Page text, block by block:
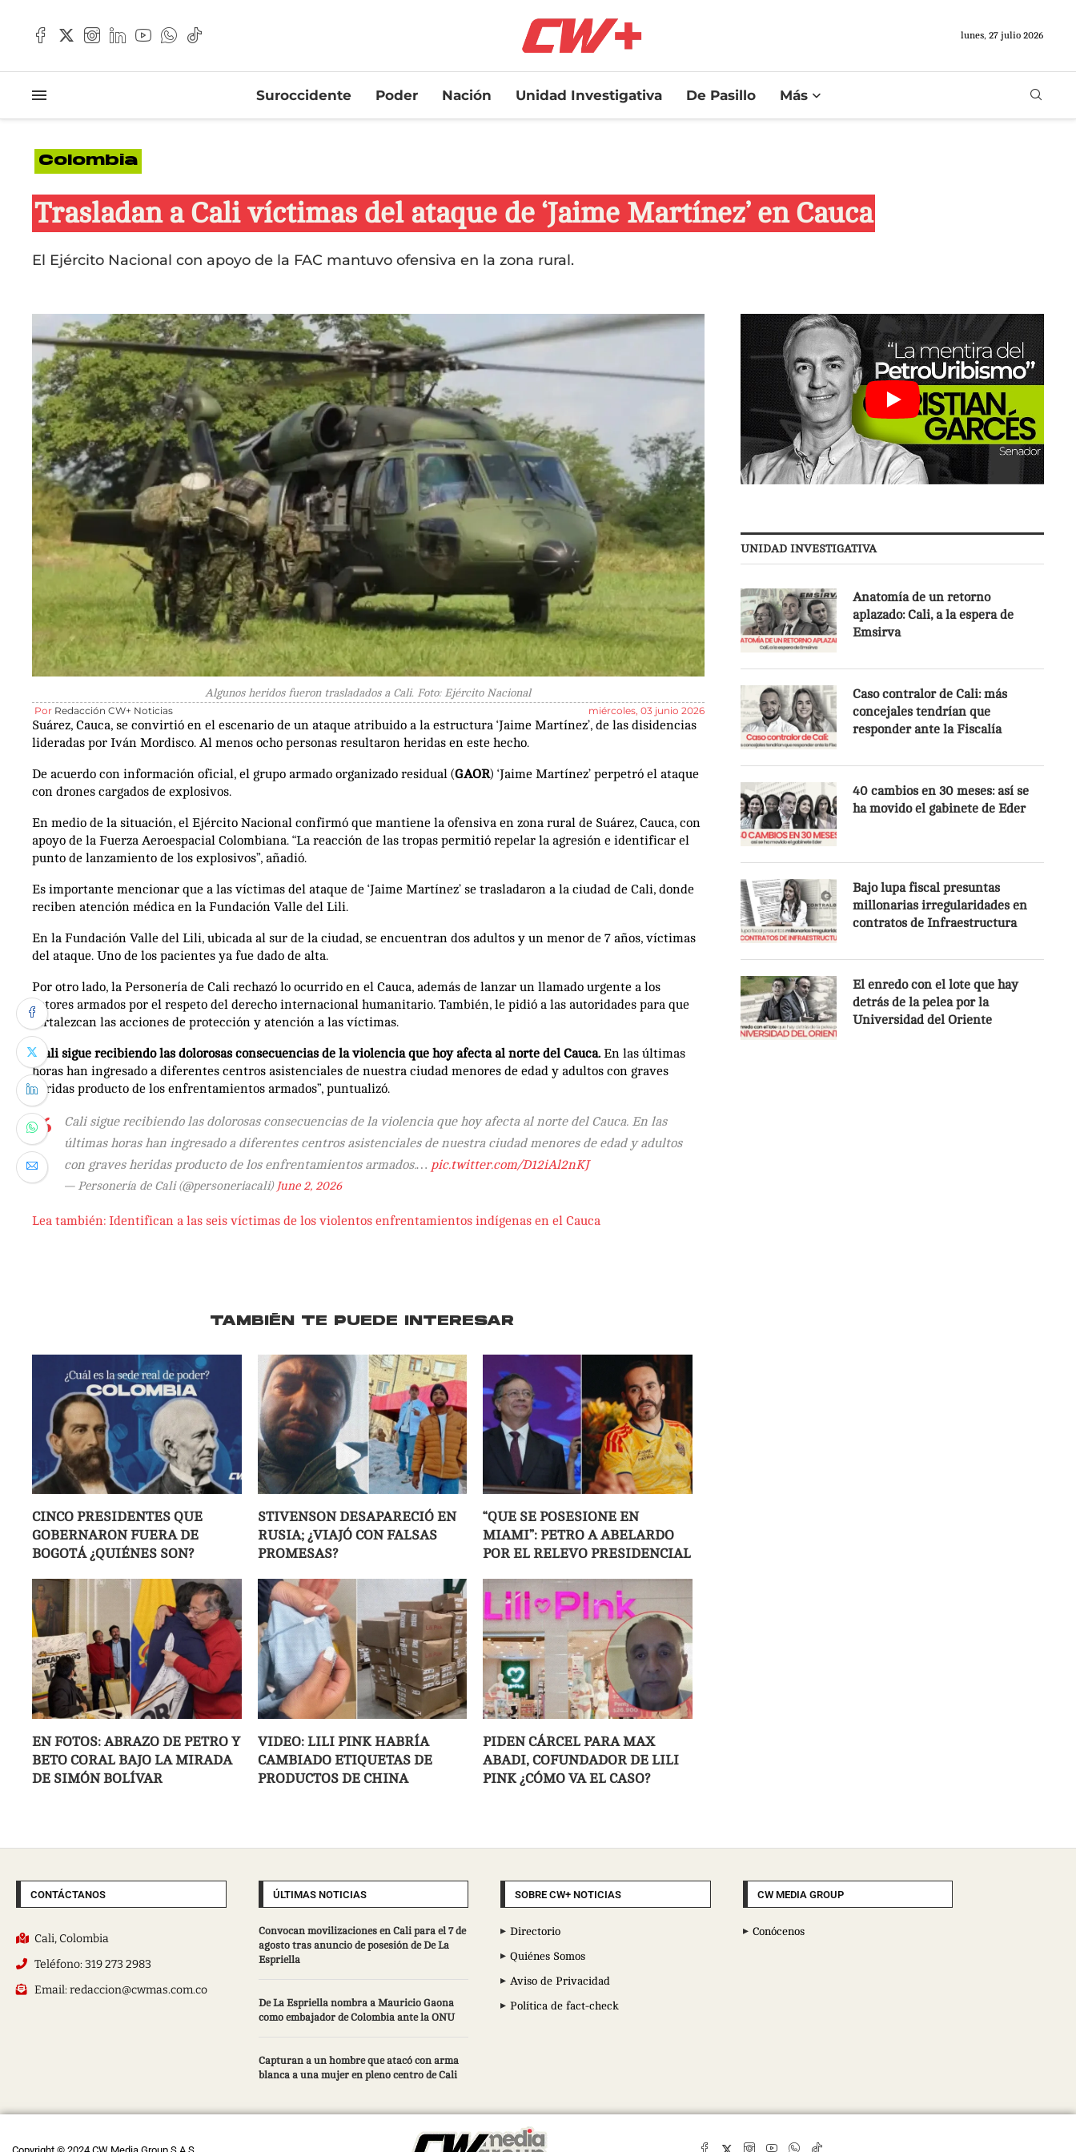
lunes, 27 julio 2026
Suroccidente Poder Nación Unidad Investigativa De Pasillo Más
Colombia
Trasladan a Cali víctimas del ataque de ‘Jaime Martínez’ en Cauca
El Ejército Nacional con apoyo de la FAC mantuvo ofensiva en la zona rural.
Algunos heridos fueron trasladados a Cali. Foto: Ejército Nacional
Por Redacción CW+ Noticias miércoles, 03 junio 2026
Suárez, Cauca, se convirtió en el escenario de un ataque atribuido a la estructura ‘Jaime Martínez’, de las disidencias
lideradas por Iván Mordisco. Al menos ocho personas resultaron heridas en este hecho.
De acuerdo con información oficial, el grupo armado organizado residual (GAOR) ‘Jaime Martínez’ perpetró el ataque
con drones cargados de explosivos.
En medio de la situación, el Ejército Nacional confirmó que mantiene la ofensiva en zona rural de Suárez, Cauca, con
apoyo de la Fuerza Aeroespacial Colombiana. “La reacción de las tropas permitió repelar la agresión e identificar el
punto de lanzamiento de los explosivos”, añadió.
Es importante mencionar que a las víctimas del ataque de ‘Jaime Martínez’ se trasladaron a la ciudad de Cali, donde
reciben atención médica en la Fundación Valle del Lili.
En la Fundación Valle del Lili, ubicada al sur de la ciudad, se encuentran dos adultos y un menor de 7 años, víctimas
del ataque. Uno de los pacientes ya fue dado de alta.
Por otro lado, la Personería de Cali rechazó lo ocurrido en el Cauca, además de lanzar un llamado urgente a los
actores armados por el respeto del derecho internacional humanitario. También, le pidió a las autoridades para que
fortalezcan las acciones de protección y atención a las víctimas.
“Cali sigue recibiendo las dolorosas consecuencias de la violencia que hoy afecta al norte del Cauca. En las últimas
horas han ingresado a diferentes centros asistenciales de nuestra ciudad menores de edad y adultos con graves
heridas producto de los enfrentamientos armados”, puntualizó.
Cali sigue recibiendo las dolorosas consecuencias de la violencia que hoy afecta al norte del Cauca. En las
últimas horas han ingresado a diferentes centros asistenciales de nuestra ciudad menores de edad y adultos
con graves heridas producto de los enfrentamientos armados.… pic.twitter.com/D12iAl2nKJ
— Personería de Cali (@personeriacali) June 2, 2026
Lea también: Identifican a las seis víctimas de los violentos enfrentamientos indígenas en el Cauca
TAMBIÉN TE PUEDE INTERESAR
CINCO PRESIDENTES QUE
GOBERNARON FUERA DE
BOGOTÁ ¿QUIÉNES SON?
STIVENSON DESAPARECIÓ EN
RUSIA; ¿VIAJÓ CON FALSAS
PROMESAS?
“QUE SE POSESIONE EN
MIAMI”: PETRO A ABELARDO
POR EL RELEVO PRESIDENCIAL
EN FOTOS: ABRAZO DE PETRO Y
BETO CORAL BAJO LA MIRADA
DE SIMÓN BOLÍVAR
VIDEO: LILI PINK HABRÍA
CAMBIADO ETIQUETAS DE
PRODUCTOS DE CHINA
PIDEN CÁRCEL PARA MAX
ABADI, COFUNDADOR DE LILI
PINK ¿CÓMO VA EL CASO?
UNIDAD INVESTIGATIVA
Anatomía de un retorno
aplazado: Cali, a la espera de
Emsirva
Caso contralor de Cali: más
concejales tendrían que
responder ante la Fiscalía
40 cambios en 30 meses: así se
ha movido el gabinete de Eder
Bajo lupa fiscal presuntas
millonarias irregularidades en
contratos de Infraestructura
El enredo con el lote que hay
detrás de la pelea por la
Universidad del Oriente
CONTÁCTANOS
Cali, Colombia
Teléfono: 319 273 2983
Email: redaccion@cwmas.com.co
ÚLTIMAS NOTICIAS
Convocan movilizaciones en Cali para el 7 de
agosto tras anuncio de posesión de De La
Espriella
De La Espriella nombra a Mauricio Gaona
como embajador de Colombia ante la ONU
Capturan a un hombre que atacó con arma
blanca a una mujer en pleno centro de Cali
SOBRE CW+ NOTICIAS
Directorio
Quiénes Somos
Aviso de Privacidad
Política de fact-check
CW MEDIA GROUP
Conócenos